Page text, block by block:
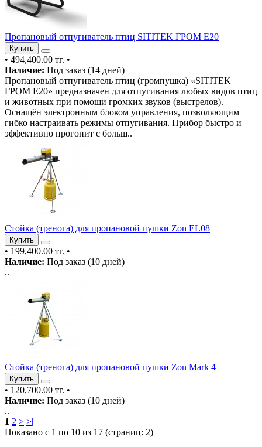
Пропановый отпугиватель птиц SITITEK ГРОМ E20
Купить
• 494,400.00 тг. •
Наличие: Под заказ (14 дней)
Пропановый отпугиватель птиц (громпушка) «SITITEK
ГРОМ E20» предназначен для отпугивания любых видов птиц
и животных при помощи громких звуков (выстрелов).
Оснащён электронным блоком управления, позволяющим
гибко настраивать режимы отпугивания. Прибор быстро и
эффективно прогонит с больш..
Стойка (тренога) для пропановой пушки Zon EL08
Купить
• 199,400.00 тг. •
Наличие: Под заказ (10 дней)
..
Стойка (тренога) для пропановой пушки Zon Mark 4
Купить
• 120,700.00 тг. •
Наличие: Под заказ (10 дней)
..
1 2 > >|
Показано с 1 по 10 из 17 (страниц: 2)